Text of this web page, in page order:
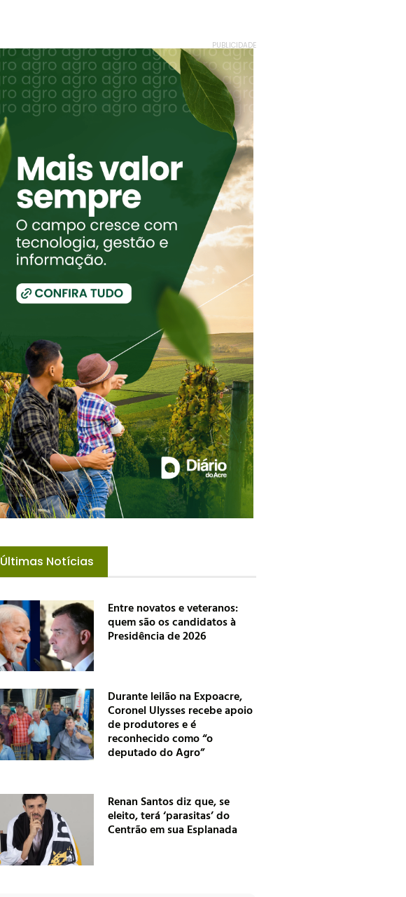
PUBLICIDADE
Últimas Notícias
Entre novatos e veteranos:
quem são os candidatos à
Presidência de 2026
Durante leilão na Expoacre,
Coronel Ulysses recebe apoio
de produtores e é
reconhecido como “o
deputado do Agro”
Renan Santos diz que, se
eleito, terá ‘parasitas’ do
Centrão em sua Esplanada